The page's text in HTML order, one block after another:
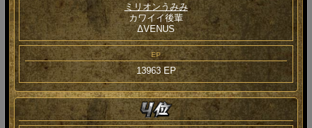
ミリオンうみみ
カワイイ後輩
ΔVENUS
EP
13963 EP